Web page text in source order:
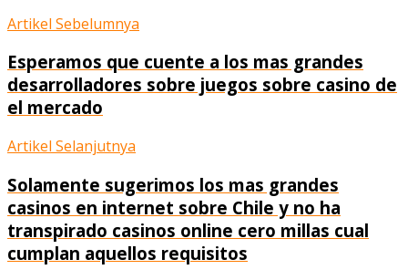
Artikel Sebelumnya
Esperamos que cuente a los mas grandes
desarrolladores sobre juegos sobre casino de
el mercado
Artikel Selanjutnya
Solamente sugerimos los mas grandes
casinos en internet sobre Chile y no ha
transpirado casinos online cero millas cual
cumplan aquellos requisitos